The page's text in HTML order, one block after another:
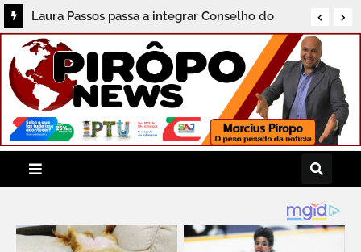
Justiça alerta para superlotação no Conjunto
Penal de Serrinha e convoca reunião de
urgência